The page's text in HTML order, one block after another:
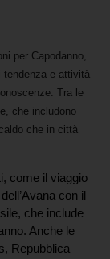
per Capodanno,
tendenza e attività
Tra le
che includono
che in città
come il viaggio
con il
che include
Anche le
Repubblica